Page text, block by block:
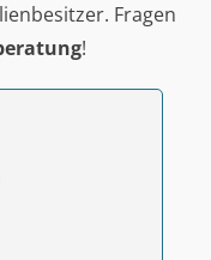
Fragen
!